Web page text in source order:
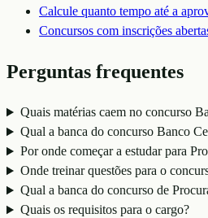
Calcule quanto tempo até a
Concursos com inscrições
Perguntas frequentes
Quais matérias caem no concurso
Qual a banca do concurso Banco
Por onde começar a estudar para
Onde treinar questões para o
Qual a banca do concurso de
Quais os requisitos para o cargo?